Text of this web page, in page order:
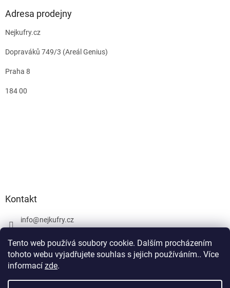
Tento web používá soubory cookie. Dalším procházením
tohoto webu vyjadřujete souhlas s jejich používáním.. Více
informací zde.
Adresa prodejny
Nejkufry.cz
Dopraváků 749/3 (Areál Genius)
Praha 8
184 00
Kontakt
info@nejkufry.cz
Facebook